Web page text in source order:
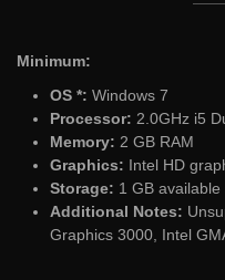
Minimum:
OS *: Windows 7
Processor: 2.0GHz i5
Memory: 2 GB RAM
Graphics: Intel HD
Storage: 1 GB available
Additional Notes:
Graphics 3000, Intel